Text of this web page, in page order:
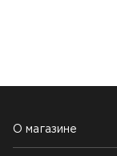
О магазине